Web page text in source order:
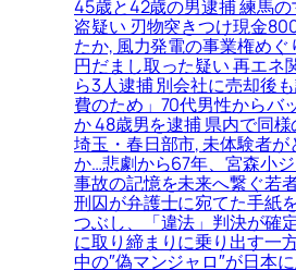
45歳と42歳の男逮捕 練馬
盗疑い 刃物突きつけ現金
たか, 風力発電の事業権め
円だまし取った疑い 再エネ
ら3人逮捕 別会社に売却後
費のため」70代男性からバ
か 48歳男を逮捕 県内で同
埼玉・春日部市, 未体験者が
か…悲劇から67年、宮森小
事故の記憶を未来へ繋ぐ若
刑囚が弁護士に宛てた手紙
つぶし、「違法」判決が確
に取り締まりに乗り出す一
中の″偽マンジャロ″が日本